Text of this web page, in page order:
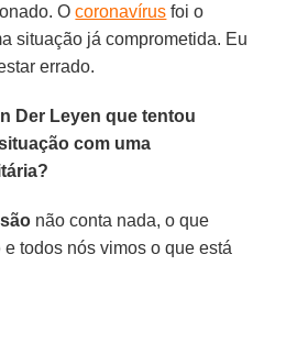
Ocoronavírus foi o
situação já comprometida. Eu
errado.
Der Leyen que tentou
com uma
não conta nada, o que
e todos nós vimos o que está